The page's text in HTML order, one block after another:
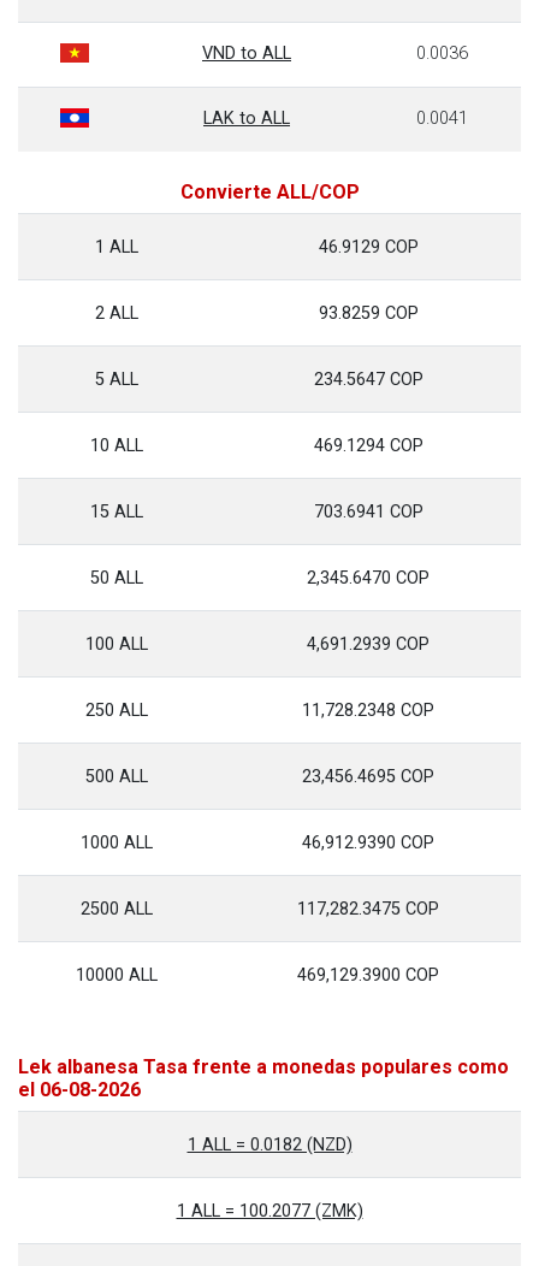
VND to ALL 0.0036
LAK to ALL 0.0041
Convierte ALL/COP
1 ALL 46.9129 COP
2 ALL 93.8259 COP
5 ALL 234.5647 COP
10 ALL 469.1294 COP
15 ALL 703.6941 COP
50 ALL 2,345.6470 COP
100 ALL 4,691.2939 COP
250 ALL 11,728.2348 COP
500 ALL 23,456.4695 COP
1000 ALL 46,912.9390 COP
2500 ALL 117,282.3475 COP
10000 ALL 469,129.3900 COP
Lek albanesa Tasa frente a monedas populares como
el 06-08-2026
1 ALL = 0.0182 (NZD)
1 ALL = 100.2077 (ZMK)